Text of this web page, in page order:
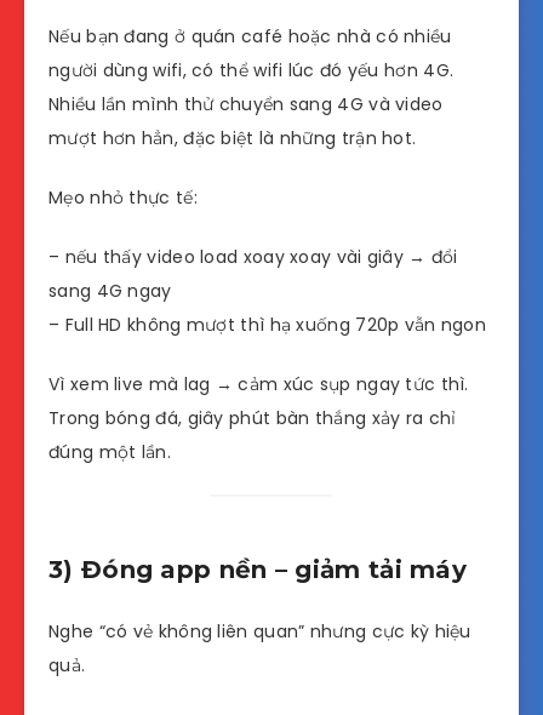
Nếu bạn đang ở quán café hoặc nhà có nhiều
người dùng wifi, có thể wifi lúc đó yếu hơn 4G.
Nhiều lần mình thử chuyển sang 4G và video
mượt hơn hẳn, đặc biệt là những trận hot.
Mẹo nhỏ thực tế:
– nếu thấy video load xoay xoay vài giây → đổi
sang 4G ngay
– Full HD không mượt thì hạ xuống 720p vẫn ngon
Vì xem live mà lag → cảm xúc sụp ngay tức thì.
Trong bóng đá, giây phút bàn thắng xảy ra chỉ
đúng một lần.
3) Đóng app nền – giảm tải máy
Nghe “có vẻ không liên quan” nhưng cực kỳ hiệu
quả.